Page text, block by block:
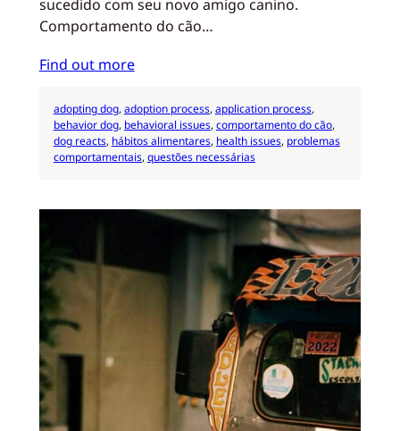
sucedido com seu novo amigo canino.
Comportamento do cão…
Find out more
adopting dog, adoption process, application process
behavior dog, behavioral issues, comportamento do cão
dog reacts, hábitos alimentares, health issues, problemas
comportamentais, questões necessárias